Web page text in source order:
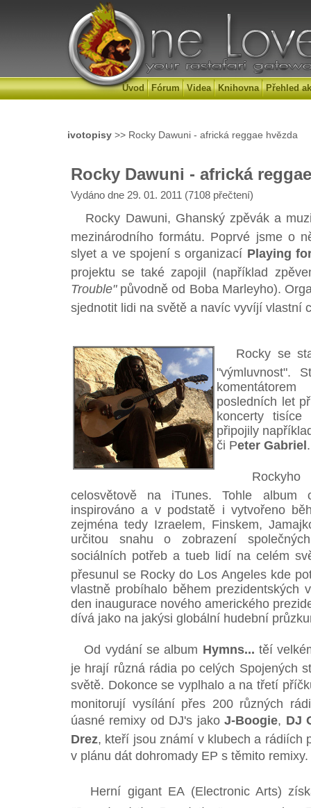
Úvod Fórum Videa Knihovna Přehled
ivotopisy >> Rocky Dawuni - africká reggae hvězda
Rocky Dawuni - africká
Vydáno dne 29. 01. 2011 (7108 přečtení)
Rocky Dawuni, Ghanský zpěvák a
mezinárodního formátu. Poprvé jsme o
slyet a ve spojení s organizací Playing
projektu se také zapojil (například
Trouble"původně od Boba Marleyho).
sjednotit lidi na světě a navíc vyvíjí vlastní
Rocky se stal
"výmluvnost".
posledních let
koncerty
připojily
či Peter Gabriel .
Rockyho
celosvětově na iTunes. Tohle album
inspirováno a v podstatě i vytvořeno
zejména tedy Izraelem, Finskem,
určitou snahu o zobrazení
sociálních potřeb a tueb lidí na celém
přesunul se Rocky do Los Angeles kde
vlastně probíhalo během prezidentských
den inaugurace nového amerického
dívá jako na jakýsi globální hudební
Od vydání se album Hymns... těí
je hrají různá rádia po celých Spojených
světě. Dokonce se vyplhalo a na třetí
monitorují vysílání přes 200 různých
úasné remixy od DJ's jakoJ-Boogie, DJ
Drez, kteří jsou známí v klubech a rádiích
v plánu dát dohromady EP s těmito remixy.
Herní gigant EA (Electronic Arts)